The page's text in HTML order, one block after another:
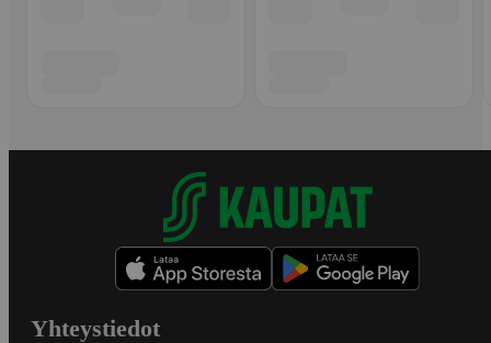
Yhteystiedot